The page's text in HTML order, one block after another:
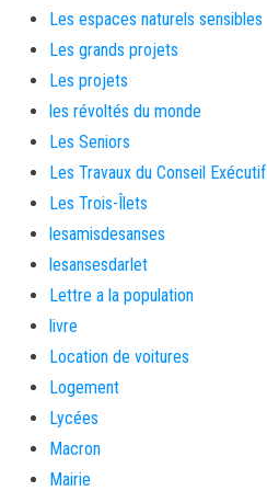
Les espaces naturels sensibles
Les grands projets
Les projets
les révoltés du monde
Les Seniors
Les Travaux du Conseil Exécutif
Les Trois-Îlets
lesamisdesanses
lesansesdarlet
Lettre a la population
livre
Location de voitures
Logement
Lycées
Macron
Mairie